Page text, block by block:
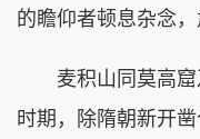
的瞻仰者顿息杂念，
麦积山同莫高窟
时期，除隋朝新开